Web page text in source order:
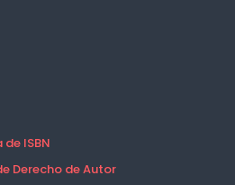
ISBN
Derecho de Autor